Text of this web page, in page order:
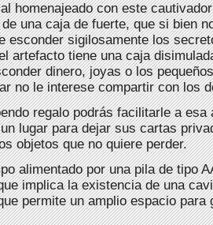
homenajeado con este
una caja de fuerte, que si bien
esconder sigilosamente los
artefacto tiene una caja
dinero, joyas o los
no le interese compartir con los
regalo podrás facilitarle a esa
lugar para dejar sus cartas
objetos que no quiere perder.
alimentado por una pila de tipo
implica la existencia de una
permite un amplio espacio para